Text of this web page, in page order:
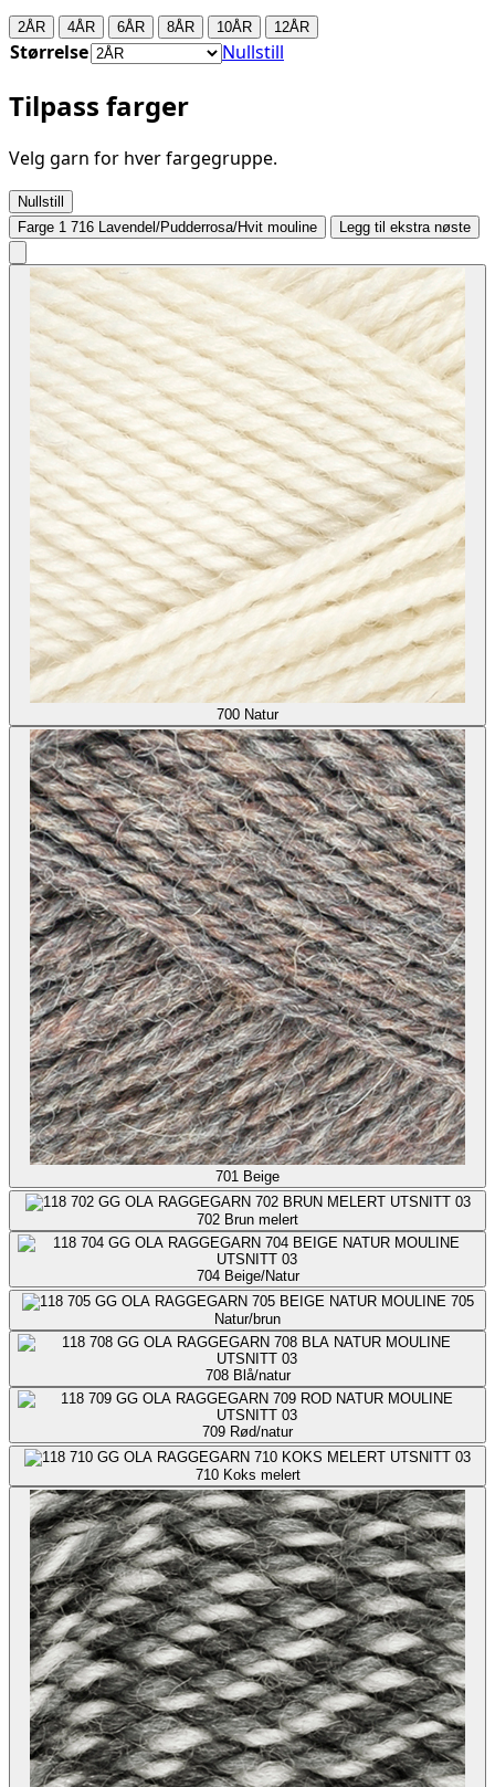
2ÅR 4ÅR 6ÅR 8ÅR 10ÅR 12ÅR
Størrelse Nullstill
Tilpass farger
Velg garn for hver fargegruppe.
Nullstill
Farge 1 716 Lavendel/Pudderrosa/Hvit mouline Legg til ekstra nøste
700 Natur
701 Beige
702 Brun melert
704 Beige/Natur
705
Natur/brun
708 Blå/natur
709 Rød/natur
710 Koks melert